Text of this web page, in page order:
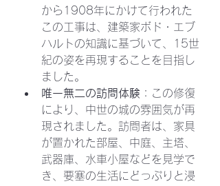
から1908年にかけて行われた
この工事は、建築家ボド・エブ
ハルトの知識に基づいて、15世
紀の姿を再現することを目指し
ました。
唯一無二の訪問体験 ：この修復
により、中世の城の雰囲気が再
現されました。訪問者は、家具
が置かれた部屋、中庭、主塔、
武器庫、水車小屋などを見学で
き、要塞の生活にどっぷりと浸